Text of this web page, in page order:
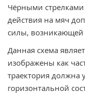
Чёрными
действия на мяч
силы, возникающей
Данная схема
изображены как
траектория должна
горизонтальной